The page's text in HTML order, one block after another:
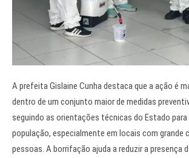
A prefeita Gislaine Cunha destaca que a ação é
dentro de um conjunto maior de medidas
seguindo as orientações técnicas do Estado
população, especialmente em locais com grande
pessoas. A borrifação ajuda a reduzir a presença